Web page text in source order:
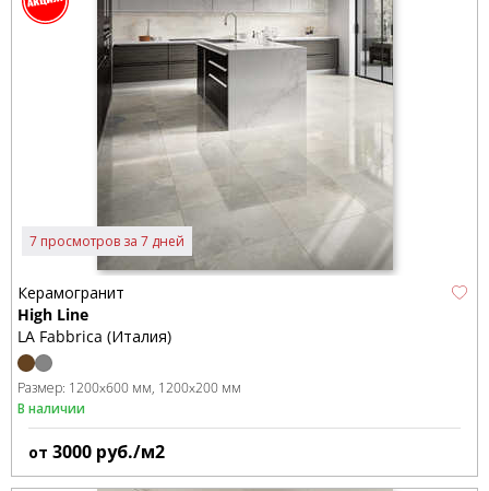
7 просмотров за 7 дней
Керамогранит
High Line
LA Fabbrica (Италия)
Размер: 1200x600 мм 1200x200 мм
В наличии
от 3000 руб./м2